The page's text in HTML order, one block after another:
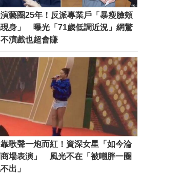
藝圈25年！反派專業戶「暴瘦臉頰
現身」 曝光「71歲低調近況」網驚
演戲也超會賺
歌聲一炮而紅！資深女星「如今淪
場表演」 風光不在「被嘲胖一圈
出」